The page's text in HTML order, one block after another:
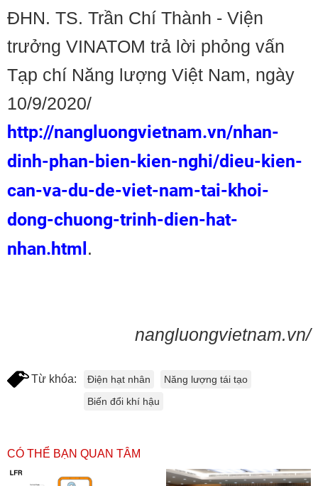
ĐHN. TS. Trần Chí Thành - Viện
trưởng VINATOM trả lời phỏng vấn
Tạp chí Năng lượng Việt Nam, ngày
10/9/2020/
http://nangluongvietnam.vn/nhan-
dinh-phan-bien-kien-nghi/dieu-kien-
can-va-du-de-viet-nam-tai-khoi-
dong-chuong-trinh-dien-hat-
nhan.html .
nangluongvietnam.vn/
Từ khóa: Điện hạt nhân
Năng lượng tái tạo
Biến đổi khí hậu
CÓ THỂ BẠN QUAN TÂM